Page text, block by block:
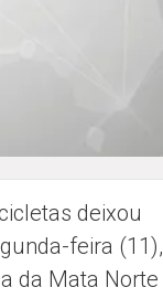
deixou
feira (11),
da Mata Norte